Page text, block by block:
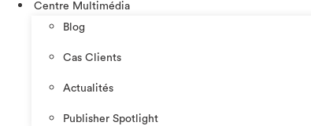
Centre Multimédia
Blog
Cas Clients
Actualités
Publisher Spotlight